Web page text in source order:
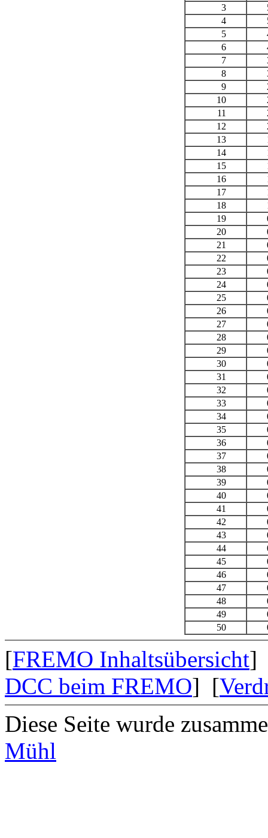
3
4
5
6
7
8
9
10
11
12
13
14
15
16
17
18
19
20
21
22
23
24
25
26
27
28
29
30
31
32
33
34
35
36
37
38
39
40
41
42
43
44
45
46
47
48
49
50
[FREMO Inhaltsübersicht]
DCC beim FREMO] [
Diese Seite wurde
Mühl